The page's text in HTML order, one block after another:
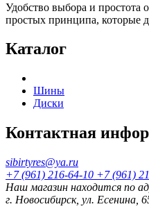
Удобство выбора и простота
простых принципа, которые
Каталог
Шины
Диски
Контактная
sibirtyres@ya.ru
+7 (961) 216-64-10 +7 (961)
Наш магазин находится по
г. Новосибирск, ул. Есенина,